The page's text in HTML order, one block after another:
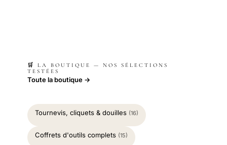
🛒 LA BOUTIQUE — NOS SÉLECTIONS
TESTÉES
Toute la boutique →
Tournevis, cliquets & douilles (16)
Coffrets d'outils complets (15)